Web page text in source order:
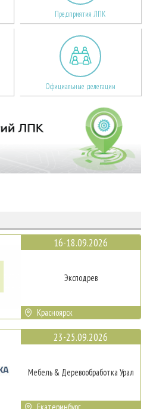
Предприятия ЛПК
Официальные делегации
16-18.09.2026
Эксподрев
Красноярск
23-25.09.2026
Мебель & Деревообработка Урал